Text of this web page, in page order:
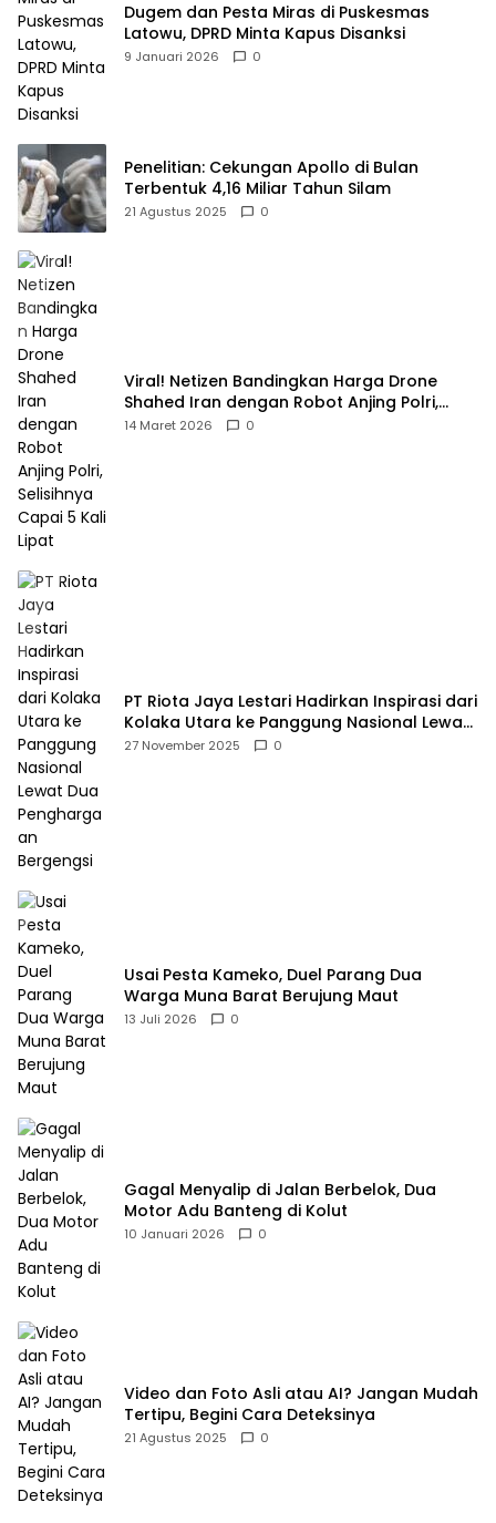
Dugem dan Pesta Miras di Puskesmas
Latowu, DPRD Minta Kapus Disanksi
9 Januari 2026 0
Penelitian: Cekungan Apollo di Bulan
Terbentuk 4,16 Miliar Tahun Silam
21 Agustus 2025 0
Viral! Netizen Bandingkan Harga Drone
Shahed Iran dengan Robot Anjing Polri,
Selisihnya Capai 5 Kali Lipat
14 Maret 2026 0
PT Riota Jaya Lestari Hadirkan Inspirasi dari
Kolaka Utara ke Panggung Nasional Lewat
Dua Penghargaan Bergengsi
27 November 2025 0
Usai Pesta Kameko, Duel Parang Dua
Warga Muna Barat Berujung Maut
13 Juli 2026 0
Gagal Menyalip di Jalan Berbelok, Dua
Motor Adu Banteng di Kolut
10 Januari 2026 0
Video dan Foto Asli atau AI? Jangan Mudah
Tertipu, Begini Cara Deteksinya
21 Agustus 2025 0